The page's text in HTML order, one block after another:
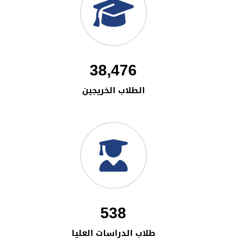
38,476
الطلاب الخريجين
538
طلاب الدراسات العليا